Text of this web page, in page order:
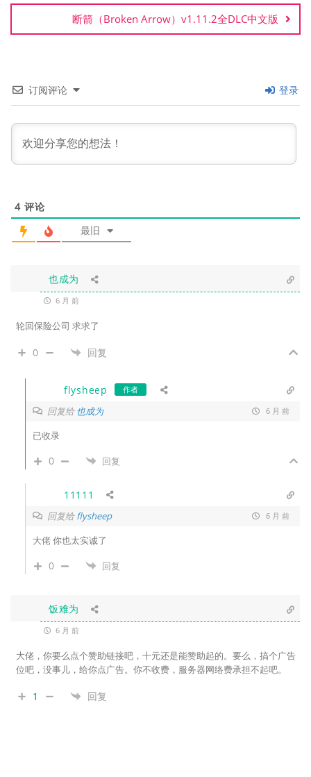
断箭（Broken Arrow）v1.11.2全DLC中文版
订阅评论 登录
4 评论
最旧
也成为
6 月 前
轮回保险公司 求求了
0 回复
flysheep 作者
回复给也成为 6 月 前
已收录
0 回复
11111
回复给flysheep 6 月 前
大佬 你也太实诚了
0 回复
饭难为
6 月 前
大佬，你要么点个赞助链接吧，十元还是能赞助起的。要么，搞个广告
位吧，没事儿，给你点广告。你不收费，服务器网络费承担不起吧。
1 回复